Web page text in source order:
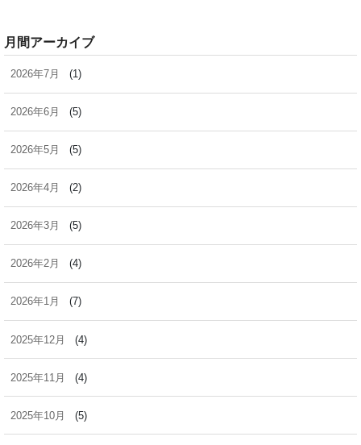
月間アーカイブ
2026年7月 (1)
2026年6月 (5)
2026年5月 (5)
2026年4月 (2)
2026年3月 (5)
2026年2月 (4)
2026年1月 (7)
2025年12月 (4)
2025年11月 (4)
2025年10月 (5)